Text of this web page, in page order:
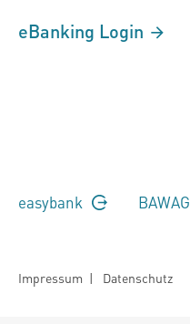
eBanking Login
easybank BAWAG
Impressum | Datenschutz